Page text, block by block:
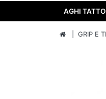
AGHI
GRIP E